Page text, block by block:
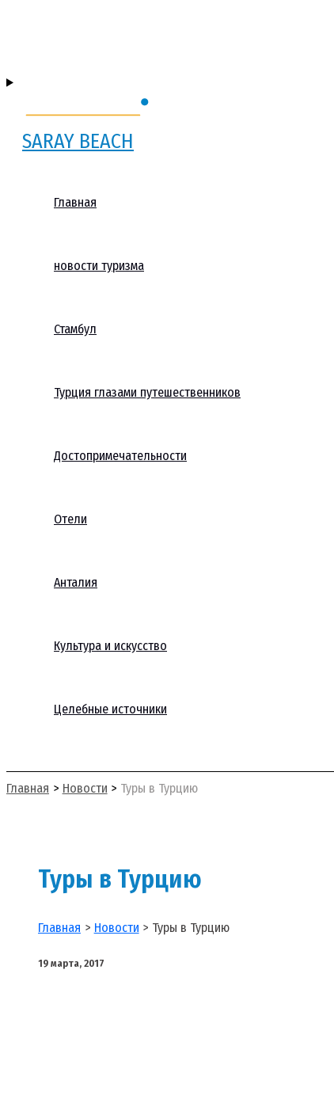
SARAY BEACH
Главная
новости туризма
Стамбул
Турция глазами путешественников
Достопримечательности
Отели
Анталия
Культура и искусство
Целебные источники
Главная Новости Туры в Турцию
Туры в Турцию
Главная Новости Туры в Турцию
19 марта, 2017